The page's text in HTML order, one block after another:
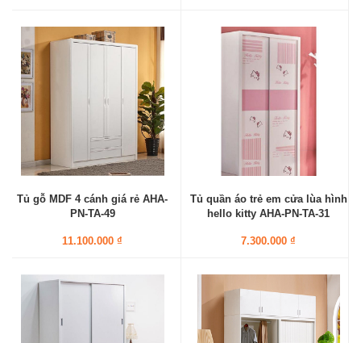
Tủ gỗ MDF 4 cánh giá rẻ AHA-
PN-TA-49
11.100.000 ₫
Tủ quần áo trẻ em cửa lùa hình
hello kitty AHA-PN-TA-31
7.300.000 ₫